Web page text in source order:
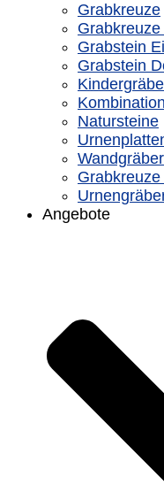
Grabkreuze
Grabkreuze
Grabstein
Grabstein
Natursteine
Wandgräber
Angebote